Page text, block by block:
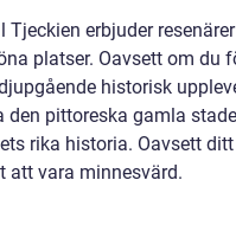
Tjeckien erbjuder
platser. Oavsett om du
historisk
den pittoreska gamla
rika historia. Oavsett
att vara minnesvärd.